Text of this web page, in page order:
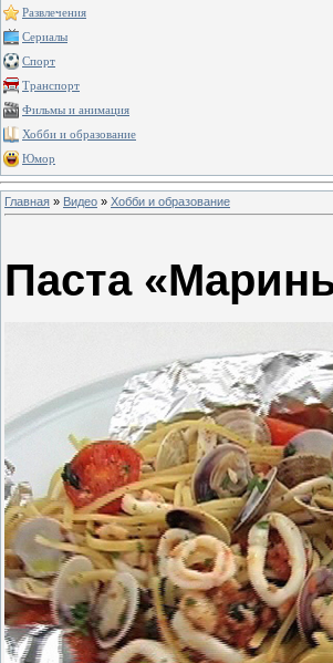
Развлечения
Сериалы
Спорт
Транспорт
Фильмы и анимация
Хобби и образование
Юмор
Главная » Видео » Хобби и образование
Паста